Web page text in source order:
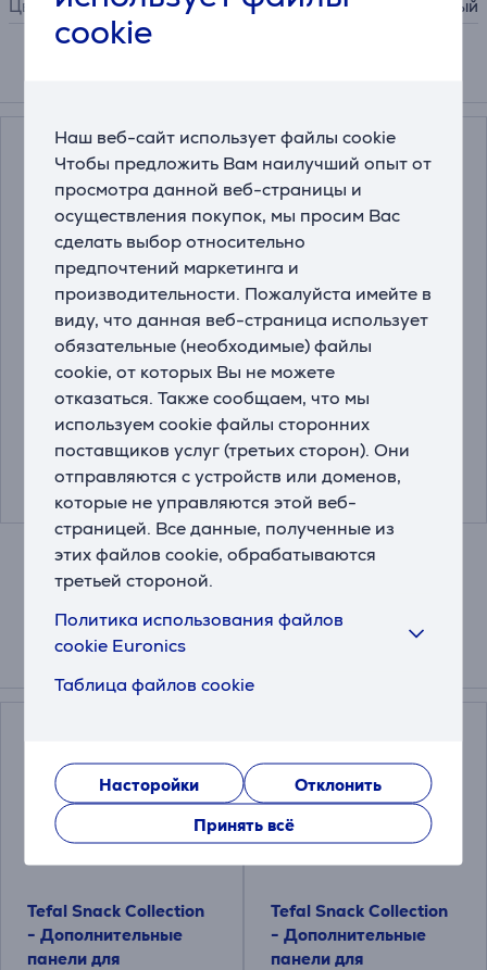
cookie
Наш веб-сайт использует файлы cookie
Чтобы предложить Вам наилучший опыт от
просмотра данной веб-страницы и
осуществления покупок, мы просим Вас
сделать выбор относительно
предпочтений маркетинга и
производительности. Пожалуйста имейте в
виду, что данная веб-страница использует
обязательные (необходимые) файлы
cookie, от которых Вы не можете
отказаться. Также сообщаем, что мы
используем cookie файлы сторонних
поставщиков услуг (третьих сторон). Они
отправляются с устройств или доменов,
которые не управляются этой веб-
страницей. Все данные, полученные из
этих файлов cookie, обрабатываются
третьей стороной.
Политика использования файлов
cookie Euronics
Таблица файлов cookie
Насторойки
Отклонить
Принять всё
Цвет черный
Tefal Snack Time, 700
Вт, черный/нерж.
сталь - Контактный
тостер со сменными
панелями
SW341D
Цена:
Tefal Snack Colletion,
700 Вт, черный -
Контактный тостер и
вафельница
SW862BF0
Цена:
109.99 €
Схожие товары
Tefal Snack Collection
- Дополнительные
панели для
Tefal Snack Collection
- Дополнительные
панели для